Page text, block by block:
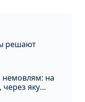
решают
немовлям: на
яку